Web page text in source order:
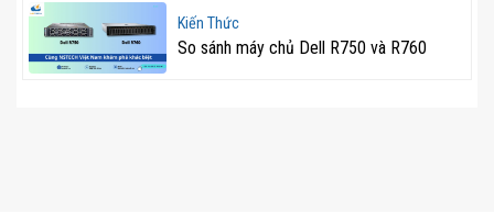
Kiến Thức
So sánh máy chủ Dell R750 và R760